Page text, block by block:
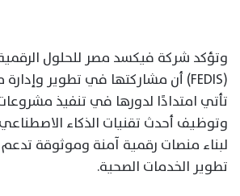
وتؤكد شركة فيكسد مصر للحلول
تأتي امتدادًا لدورها في تنفيذ
وتوظيف أحدث تقنيات الذكاء
لبناء منصات رقمية آمنة وموثوقة
تطوير الخدمات الصحية.